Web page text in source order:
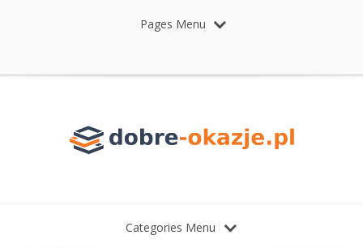
Pages Menu
Categories Menu